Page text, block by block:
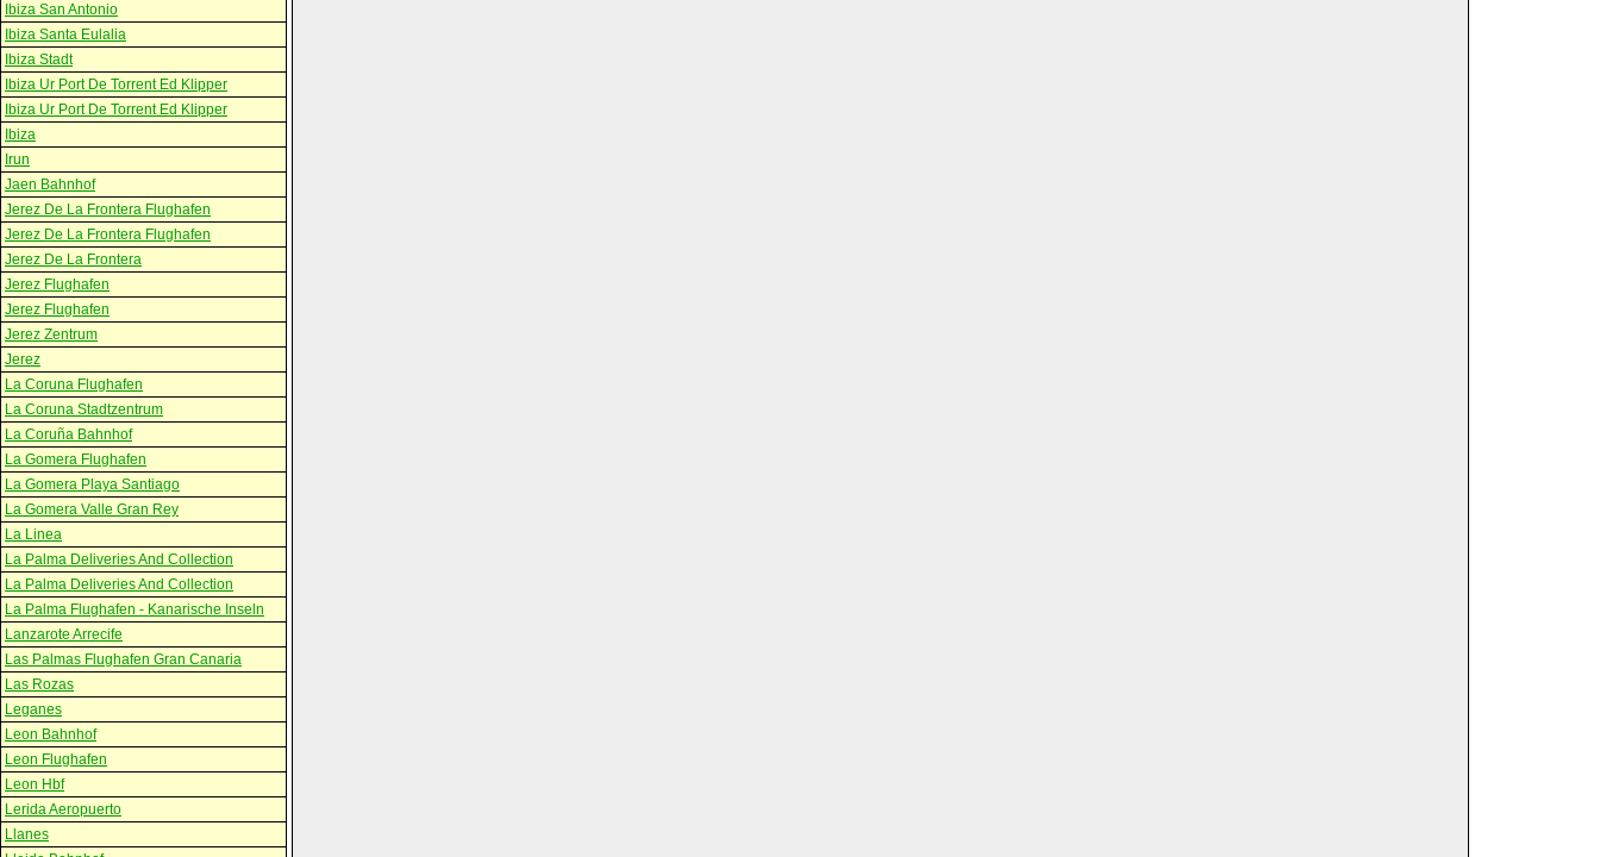
Ibiza San Antonio
Ibiza Santa Eulalia
Ibiza Stadt
Ibiza Ur Port De Torrent Ed Klipper
Ibiza Ur Port De Torrent Ed Klipper
Ibiza
Irun
Jaen Bahnhof
Jerez De La Frontera Flughafen
Jerez De La Frontera Flughafen
Jerez De La Frontera
Jerez Flughafen
Jerez Flughafen
Jerez Zentrum
Jerez
La Coruna Flughafen
La Coruna Stadtzentrum
La Coruña Bahnhof
La Gomera Flughafen
La Gomera Playa Santiago
La Gomera Valle Gran Rey
La Linea
La Palma Deliveries And Collection
La Palma Deliveries And Collection
La Palma Flughafen - Kanarische Inseln
Lanzarote Arrecife
Las Palmas Flughafen Gran Canaria
Las Rozas
Leganes
Leon Bahnhof
Leon Flughafen
Leon Hbf
Lerida Aeropuerto
Llanes